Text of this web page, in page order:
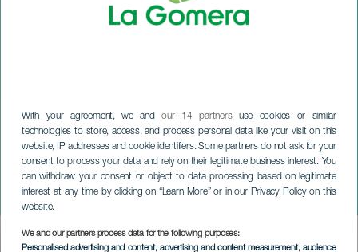
With your agreement, we andour 14 partnersuse cookies or similar
technologies to store, access, and process personal data like your visit on this
website, IP addresses and cookie identifiers. Some partners do not ask for your
consent to process your data and rely on their legitimate business interest. You
can withdraw your consent or object to data processing based on legitimate
interest at any time by clicking on “Learn More” or in our Privacy Policy on this
website.
We and our partners process data for the following purposes:
Personalised advertising and content, advertising and content measurement, audience
Trivial Queer
LA GOMERA
Imagen